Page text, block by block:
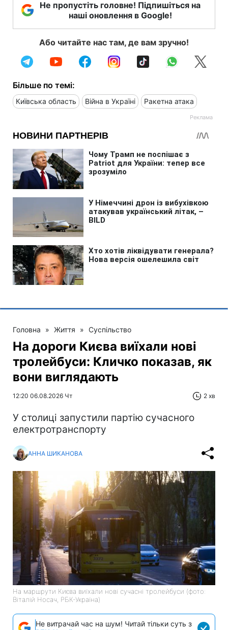
Не пропустіть головне! Підпишіться на
наші оновлення в Google!
Або читайте нас там, де вам зручно!
Більше по темі:
Київська область Війна в Україні Ракетна атака
Головна » Життя » Суспільство
На дороги Києва виїхали нові
тролейбуси: Кличко показав, як
вони виглядають
12:20 06.08.2026 Чт 2 хв
У столиці запустили партію сучасного
електротранспорту
АННА ШИКАНОВА
На маршрути Києва виїхали нові сучасні тролейбуси (фото:
Віталій Носач, РБК-Україна)
Не витрачай час на шум! Читай тільки суть з